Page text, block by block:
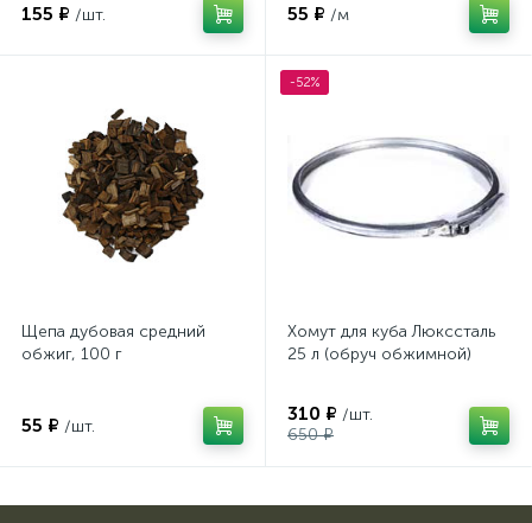
155 ₽ /шт. 55 ₽ /м
Щепа дубовая средний
обжиг, 100 г
55 ₽ /шт.
-52%
Хомут для куба Люкссталь
25 л (обруч обжимной)
310 ₽ /шт.
650 ₽